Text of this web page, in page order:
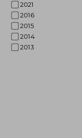
2021
2016
2015
2014
2013